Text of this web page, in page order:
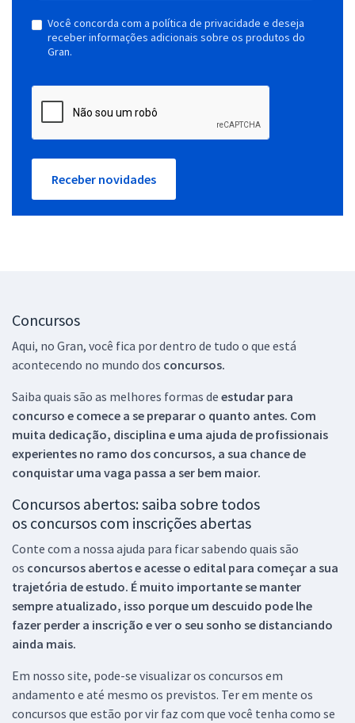
Você concorda com a política de privacidade e deseja
receber informações adicionais sobre os produtos do
Gran.
Receber novidades
Concursos
Aqui, no Gran, você fica por dentro de tudo o que está
acontecendo no mundo dos concursos.
Saiba quais são as melhores formas de estudar para
concurso e comece a se preparar o quanto antes. Com
muita dedicação, disciplina e uma ajuda de profissionais
experientes no ramo dos concursos, a sua chance de
conquistar uma vaga passa a ser bem maior.
Concursos abertos: saiba sobre todos
os concursos com inscrições abertas
Conte com a nossa ajuda para ficar sabendo quais são
os concursos abertos e acesse o edital para começar a sua
trajetória de estudo. É muito importante se manter
sempre atualizado, isso porque um descuido pode lhe
fazer perder a inscrição e ver o seu sonho se distanciando
ainda mais.
Em nosso site, pode-se visualizar os concursos em
andamento e até mesmo os previstos. Ter em mente os
concursos que estão por vir faz com que você tenha como se